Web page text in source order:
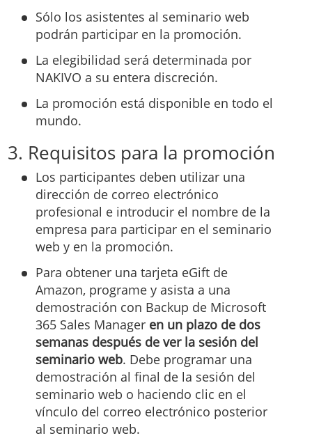
Sólo los asistentes al seminario web
podrán participar en la promoción.
La elegibilidad será determinada por
NAKIVO a su entera discreción.
La promoción está disponible en todo el
mundo.
3. Requisitos para la promoción
Los participantes deben utilizar una
dirección de correo electrónico
profesional e introducir el nombre de la
empresa para participar en el seminario
web y en la promoción.
Para obtener una tarjeta eGift de
Amazon, programe y asista a una
demostración con Backup de Microsoft
365 Sales Manager en un plazo de dos
semanas después de ver la sesión del
seminario web. Debe programar una
demostración al final de la sesión del
seminario web o haciendo clic en el
vínculo del correo electrónico posterior
al seminario web.